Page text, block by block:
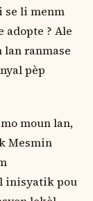
se li menm
adopte ? Ale
lan ranmase
pѐp
moun lan,
Mesmin
inisyatik pou